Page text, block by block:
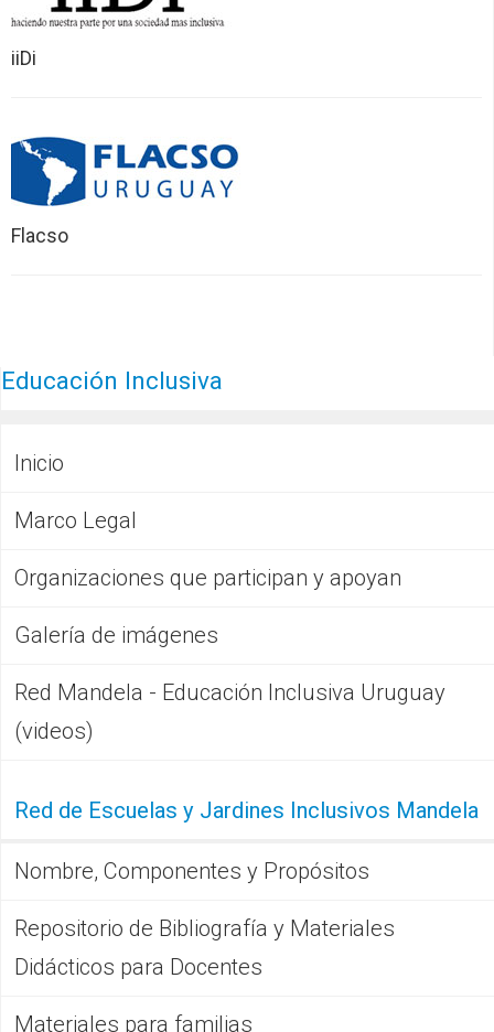
iiDi
Flacso
Educación Inclusiva
Inicio
Marco Legal
Organizaciones que participan y apoyan
Galería de imágenes
Red Mandela - Educación Inclusiva Uruguay
(videos)
Red de Escuelas y Jardines Inclusivos Mandela
Nombre, Componentes y Propósitos
Repositorio de Bibliografía y Materiales
Didácticos para Docentes
Materiales para familias